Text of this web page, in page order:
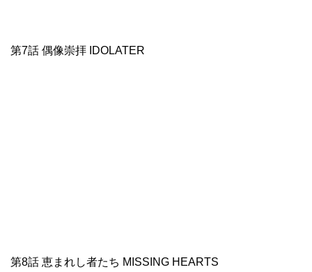
第7話 偶像崇拝 IDOLATER
第8話 恵まれし者たち MISSING HEARTS